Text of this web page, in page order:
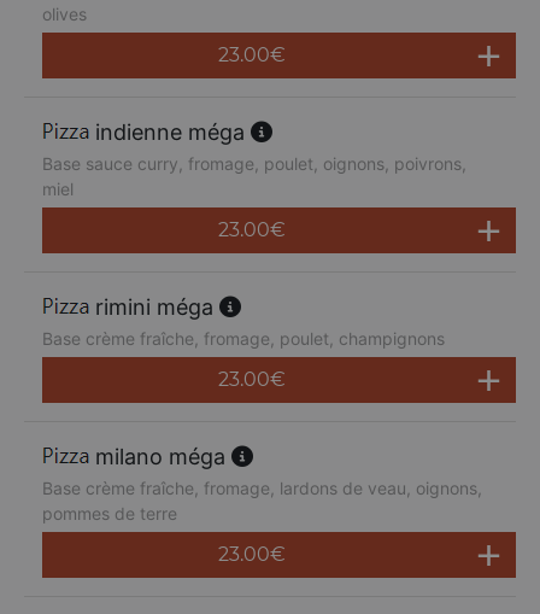
olives
23.00€
indienne méga
Base sauce curry, fromage, poulet, oignons, poivrons,
miel
23.00€
rimini méga
Base crème fraîche, fromage, poulet, champignons
23.00€
milano méga
Base crème fraîche, fromage, lardons de veau, oignons,
pommes de terre
23.00€